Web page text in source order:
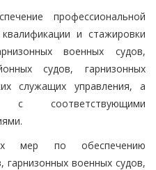
профессиональной
и стажировки
военных судов,
судов, гарнизонных
служащих управления, а
с соответствующими
мер по обеспечению
гарнизонных военных судов,